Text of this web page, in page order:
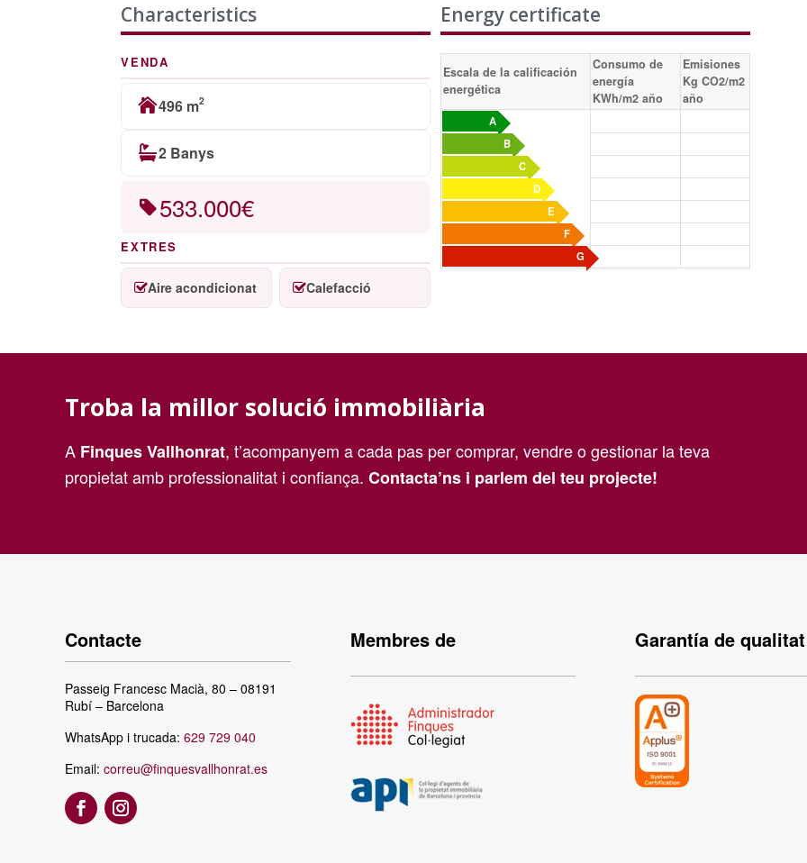
Characteristics
VENDA
496 m2
2 Banys
533.000€
EXTRES
Aire acondicionat Calefacció
Energy certificate
Escala de la calificación
energética
Consumo de
energía
KWh/m2 año
Emisiones
Kg CO2/m2
año
A
B
C
D
E
F
G
Troba la millor solució immobiliària
A Finques Vallhonrat, t’acompanyem a cada pas per comprar, vendre o gestionar la teva
propietat amb professionalitat i confiança. Contacta’ns i parlem del teu projecte!
Contacte
Passeig Francesc Macià, 80 – 08191
Rubí – Barcelona
WhatsApp i trucada: 629 729 040
Email: correu@finquesvallhonrat.es
Membres de Garantía de qualitat